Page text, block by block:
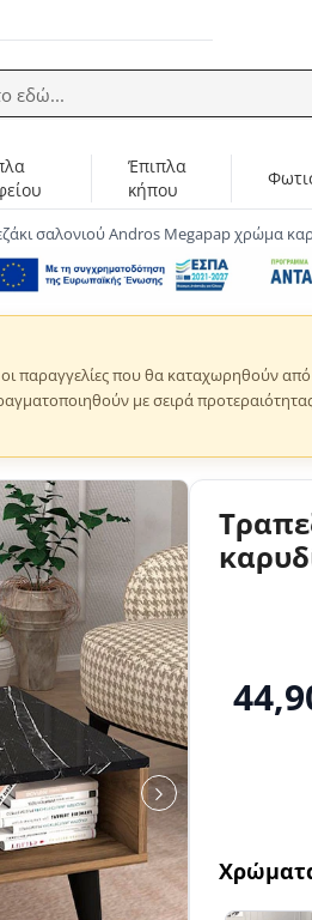
εδώ...
Έπιπλα
κήπου
σαλονιού Andros Megapap χρώμα
παραγγελίες που θα καταχωρηθούν από
με σειρά